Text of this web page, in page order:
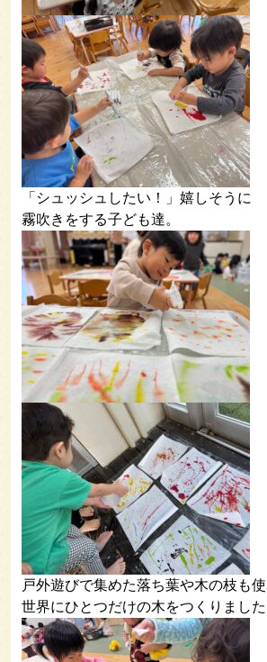
「シュッシュしたい！」嬉しそうに
霧吹きをする子ども達。
戸外遊びで集めた落ち葉や木の枝も
世界にひとつだけの木をつくりました